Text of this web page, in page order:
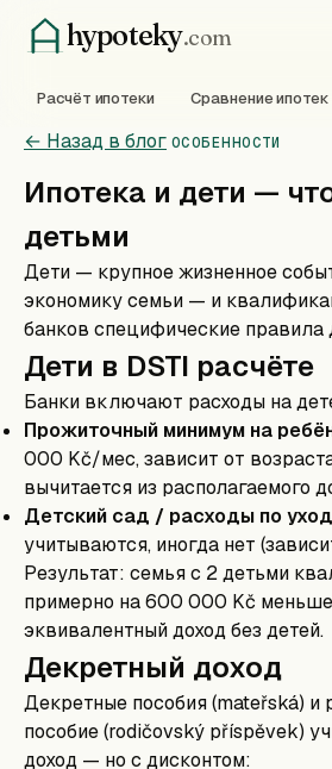
hypoteky.com
Расчёт ипотеки Сравнение ипотек
← Назад в блог ОСОБЕННОСТИ
Ипотека и дети —
детьми
Дети — крупное жизненное
экономику семьи — и
банков специфические правила
Дети в DSTI расчёте
Банки включают расходы на
Прожиточный минимум на
000 Kč/мес, зависит от
вычитается из располагаемого
Детский сад / расходы по
учитываются, иногда нет
Результат: семья с 2 детьми
примерно на 600 000 Kč меньше
эквивалентный доход без детей.
Декретный доход
Декретные пособия (mateřská) и
пособие (rodičovský příspěvek)
доход — но с дисконтом: